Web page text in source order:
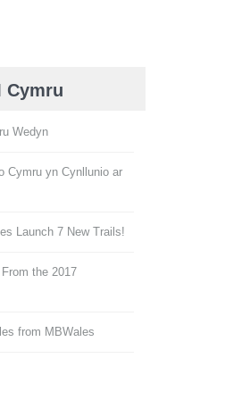
Cymru
Wedyn
Cymru yn Cynllunio ar
Launch 7 New Trails!
the 2017
from MBWales